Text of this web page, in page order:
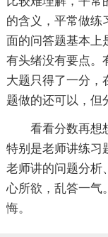
的含义，平常做练
面的问答题基本上
有头绪没有要点。
大题只得了一分，
题做的还可以，但
看看分数再想
特别是老师讲练习
老师讲的问题分析
心所欲，乱答一气
悔。